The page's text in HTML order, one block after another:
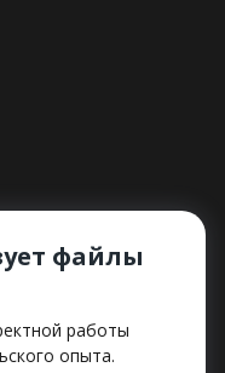
282
файлы
работы
опыта.